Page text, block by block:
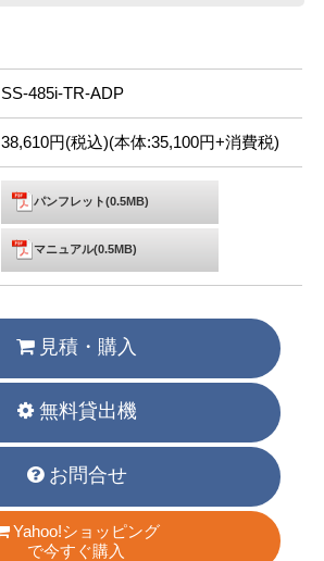
SS-485i-TR-ADP
38,610円(税込)(本体:35,100円+消費税)
パンフレット(0.5MB)
マニュアル(0.5MB)
見積・購入
無料貸出機
お問合せ
Yahoo!ショッピング
で今すぐ購入